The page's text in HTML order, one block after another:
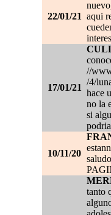
22/01/21 aqui
17/01/21
//
/4/
hace
no la
si
10/11/20
tanto